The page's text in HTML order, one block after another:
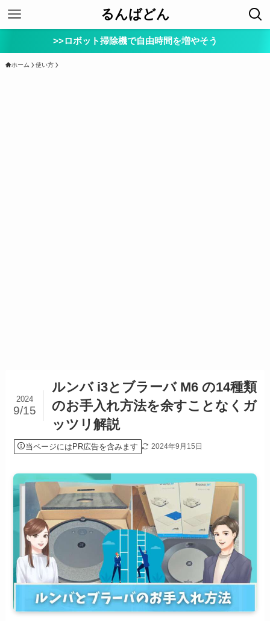
るんばどん
>>ロボット掃除機で自由時間を増やそう
ホーム 使い方
ルンバ i3とブラーバ M6 の14種類
のお手入れ方法を余すことなくガ
ッツリ解説
2024
9/15
当ページにはPR広告を含みます 2024年9月15日